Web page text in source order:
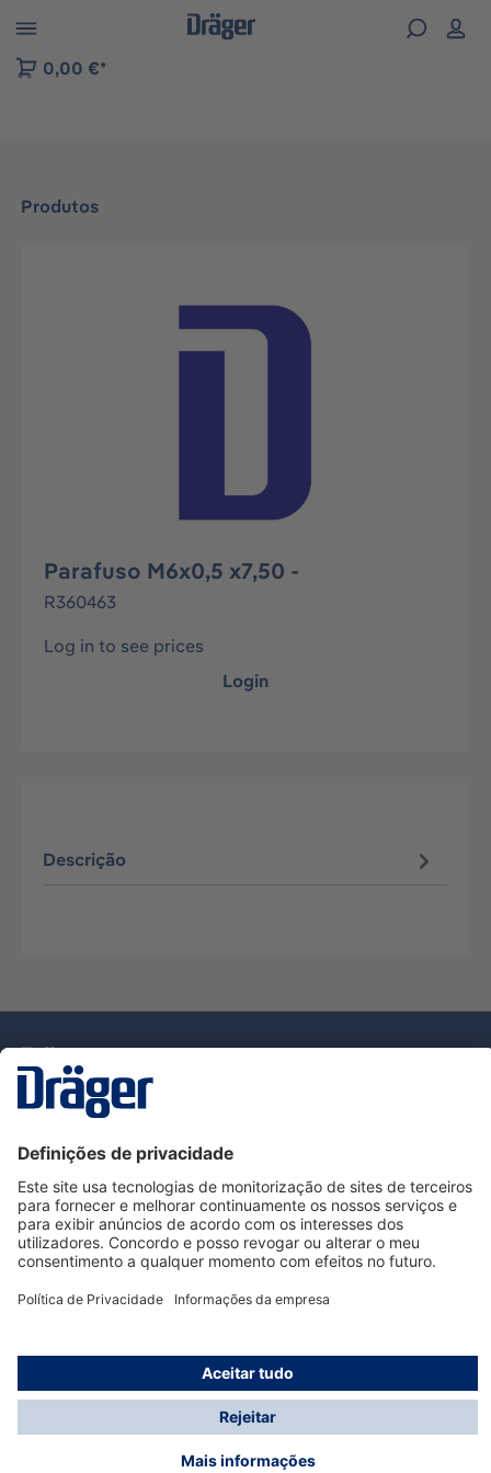
to B2B platform navigation
0,00 €*
Produtos
Ignorar galeria de imagens
Parafuso M6x0,5 x7,50 -
R360463
Log in to see prices
Login
Descrição
Serviço de Apoio ao Cliente Dräger
Utilização da loja
Informações
© Dräger Portugal, Lda, 2024
* Todos os preços excl. IVA mais
possíveis taxas de entrega, se não for indicado o